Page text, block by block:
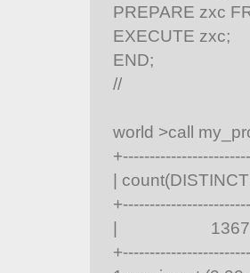
PREPARE zxc
EXECUTE zxc;
END;
//
world >call
|
| 1367